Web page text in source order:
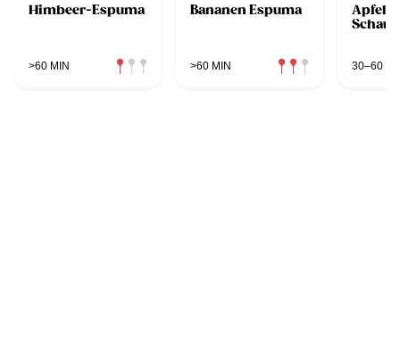
Himbeer-Espuma
>60 MIN
Bananen Espuma
>60 MIN
Apfel-
30–60